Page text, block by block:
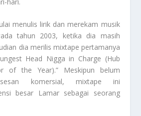
menulis lirik dan merekam musik
tahun 2003, ketika dia masih
dia merilis mixtape pertamanya
Head Nigga in Charge (Hub
of the Year).” Meskipun belum
komersial, mixtape ini
besar Lamar sebagai seorang